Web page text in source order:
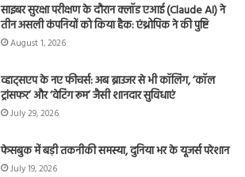
साइबर सुरक्षा परीक्षण के दौरान क्लॉड एआई (Claude AI) ने
तीन असली कंपनियों को किया हैक: एंथ्रोपिक ने की पुष्टि
August 1, 2026
व्हाट्सएप के नए फीचर्स: अब ब्राउजर से भी कॉलिंग, ‘कॉल
ट्रांसफर’ और ‘वेटिंग रूम’ जैसी शानदार सुविधाएं
July 29, 2026
फेसबुक में बड़ी तकनीकी समस्या, दुनिया भर के यूजर्स परेशान
July 19, 2026